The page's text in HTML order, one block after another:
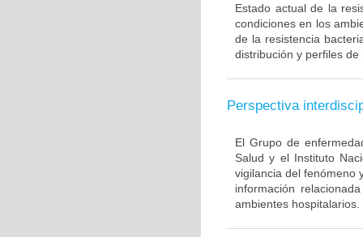
Estado actual de la
condiciones en los
de la resistencia
distribución y perfiles de
Perspectiva
El Grupo de
Salud y el Instituto
vigilancia del fenómeno
información
ambientes hospitalarios.